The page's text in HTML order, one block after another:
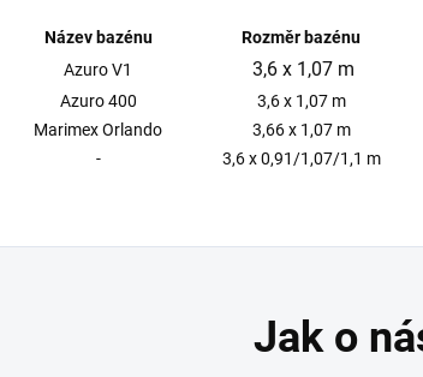
Název bazénu
Rozměr bazénu
Azuro V1 3,6 x 1,07 m
Azuro 400
3,6 x 1,07 m
Marimex Orlando
3,66 x 1,07 m
- 3,6 x 0,91/1,07/1,1 m